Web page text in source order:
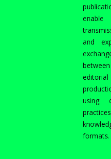
enable
and
between
editorial
using
formats.